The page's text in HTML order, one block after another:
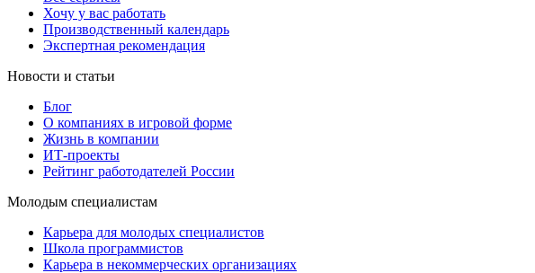
Хочу у вас работать
Производственный календарь
Экспертная рекомендация
Новости и статьи
Блог
О компаниях в игровой форме
Жизнь в компании
ИТ-проекты
Рейтинг работодателей России
Молодым специалистам
Карьера для молодых специалистов
Школа программистов
Карьера в некоммерческих организациях